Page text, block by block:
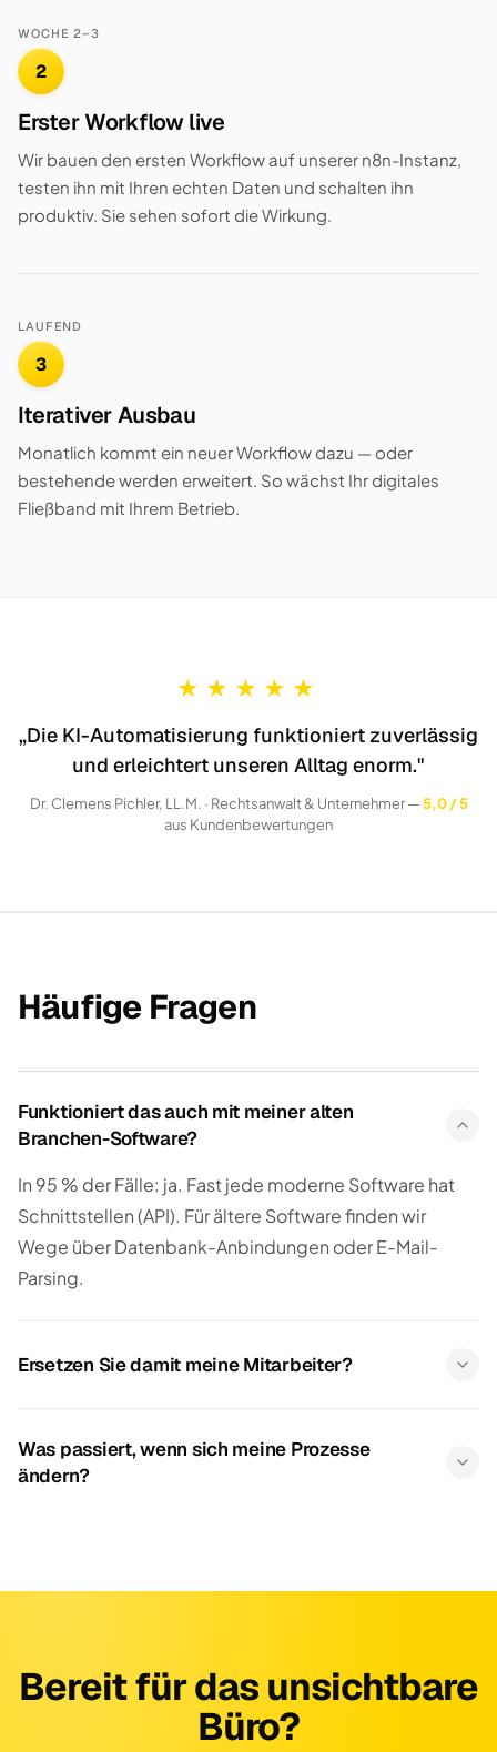
WOCHE 2–3
2
Erster Workflow live
Wir bauen den ersten Workflow auf unserer n8n-Instanz,
testen ihn mit Ihren echten Daten und schalten ihn
produktiv. Sie sehen sofort die Wirkung.
LAUFEND
3
Iterativer Ausbau
Monatlich kommt ein neuer Workflow dazu — oder
bestehende werden erweitert. So wächst Ihr digitales
Fließband mit Ihrem Betrieb.
★ ★ ★ ★ ★
„Die KI-Automatisierung funktioniert zuverlässig
und erleichtert unseren Alltag enorm."
Dr. Clemens Pichler, LL.M. · Rechtsanwalt & Unternehmer —5,0 / 5
aus Kundenbewertungen
Häufige Fragen
Funktioniert das auch mit meiner alten
Branchen-Software?
In 95 % der Fälle: ja. Fast jede moderne Software hat
Schnittstellen (API). Für ältere Software finden wir
Wege über Datenbank-Anbindungen oder E-Mail-
Parsing.
Ersetzen Sie damit meine Mitarbeiter?
Was passiert, wenn sich meine Prozesse
ändern?
Bereit für das unsichtbare
Büro?